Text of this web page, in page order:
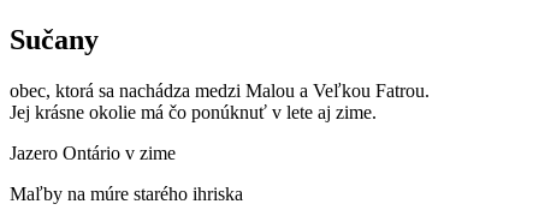
Sučany
obec, ktorá sa nachádza medzi Malou a Veľkou Fatrou.
Jej krásne okolie má čo ponúknuť v lete aj zime.
Jazero Ontário v zime
Maľby na múre starého ihriska